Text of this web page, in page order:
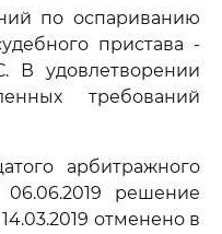
по оспариванию
пристава -
В удовлетворении
требований
арбитражного
решение
отменено в